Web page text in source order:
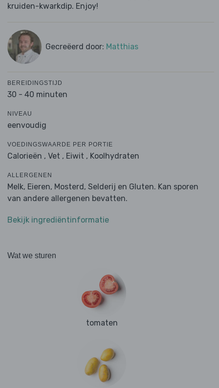
kruiden-kwarkdip. Enjoy!
Gecreëerd door: Matthias
BEREIDINGSTIJD
30 - 40 minuten
NIVEAU
eenvoudig
VOEDINGSWAARDE PER PORTIE
Calorieën , Vet , Eiwit , Koolhydraten
ALLERGENEN
Melk, Eieren, Mosterd, Selderij en Gluten. Kan sporen
van andere allergenen bevatten.
Bekijk ingrediëntinformatie
Wat we sturen
tomaten